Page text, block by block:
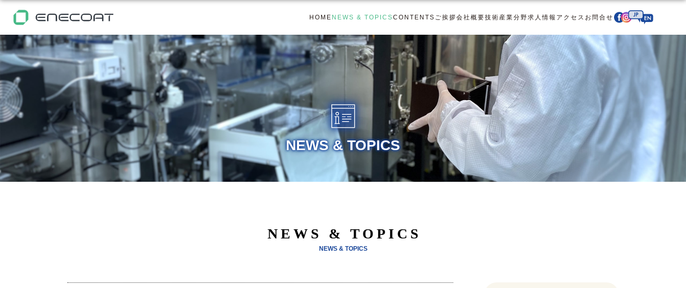
HOME NEWS & TOPICSCONTENTS ご挨拶会社概要技術 産業分野求人情報 アクセス お問合せ
NEWS & TOPICS
NEWS & TOPICS
NEWS & TOPICS